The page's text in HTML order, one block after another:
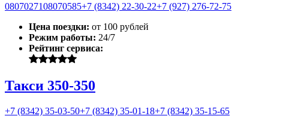
0807027108070585+7 (8342) 22-30-22+7 (927) 276-72-75
Цена поездки: от 100 рублей
Режим работы: 24/7
Рейтинг сервиса:
Такси 350-350
+7 (8342) 35-03-50+7 (8342) 35-01-18+7 (8342) 35-15-65